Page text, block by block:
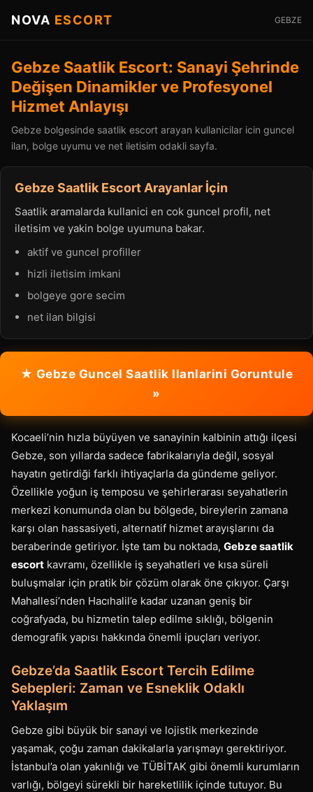
NOVA ESCORT GEBZE
Gebze Saatlik Escort: Sanayi Şehrinde
Değişen Dinamikler ve Profesyonel
Hizmet Anlayışı
Gebze bolgesinde saatlik escort arayan kullanicilar icin guncel
ilan, bolge uyumu ve net iletisim odakli sayfa.
Gebze Saatlik Escort Arayanlar İçin
Saatlik aramalarda kullanici en cok guncel profil, net
iletisim ve yakin bolge uyumuna bakar.
aktif ve guncel profiller
hizli iletisim imkani
bolgeye gore secim
net ilan bilgisi
★ Gebze Guncel Saatlik Ilanlarini Goruntule
»
Kocaeli’nin hızla büyüyen ve sanayinin kalbinin attığı ilçesi
Gebze, son yıllarda sadece fabrikalarıyla değil, sosyal
hayatın getirdiği farklı ihtiyaçlarla da gündeme geliyor.
Özellikle yoğun iş temposu ve şehirlerarası seyahatlerin
merkezi konumunda olan bu bölgede, bireylerin zamana
karşı olan hassasiyeti, alternatif hizmet arayışlarını da
beraberinde getiriyor. İşte tam bu noktada, Gebze saatlik
escort kavramı, özellikle iş seyahatleri ve kısa süreli
buluşmalar için pratik bir çözüm olarak öne çıkıyor. Çarşı
Mahallesi’nden Hacıhalil’e kadar uzanan geniş bir
coğrafyada, bu hizmetin talep edilme sıklığı, bölgenin
demografik yapısı hakkında önemli ipuçları veriyor.
Gebze’da Saatlik Escort Tercih Edilme
Sebepleri: Zaman ve Esneklik Odaklı
Yaklaşım
Gebze gibi büyük bir sanayi ve lojistik merkezinde
yaşamak, çoğu zaman dakikalarla yarışmayı gerektiriyor.
İstanbul’a olan yakınlığı ve TÜBİTAK gibi önemli kurumların
varlığı, bölgeyi sürekli bir hareketlilik içinde tutuyor. Bu